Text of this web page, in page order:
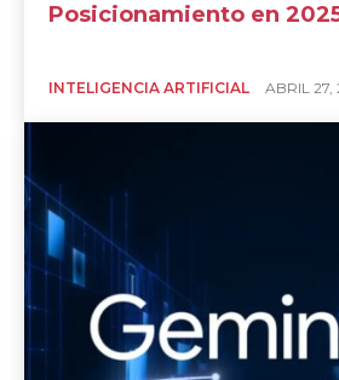
Posicionamiento en
INTELIGENCIA ARTIFICIAL ABRIL 27,